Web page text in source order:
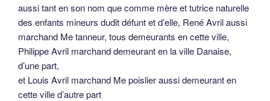
aussi tant en son nom que comme mère et tutrice naturelle
des enfants mineurs dudit défunt et d’elle, René Avril aussi
marchand Me tanneur, tous demeurants en cette ville,
Philippe Avril marchand demeurant en la ville Danaise,
d’une part,
et Louis Avril marchand Me poislier aussi demeurant en
cette ville d’autre part